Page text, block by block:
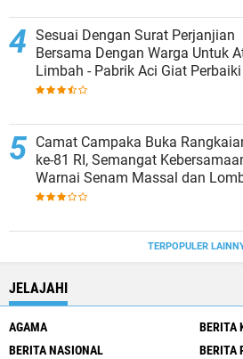
Sesuai Dengan Surat Perjanjian
Bersama Dengan Warga Untuk
Limbah - Pabrik Aci Giat
Penampungan Air
Camat Campaka Buka
ke-81 RI, Semangat
Warnai Senam Massal dan
Karaoke Perangkat Desa
TERPOPULER
JELAJAHI
AGAMA
BERITA
BERITA NASIONAL
BERITA